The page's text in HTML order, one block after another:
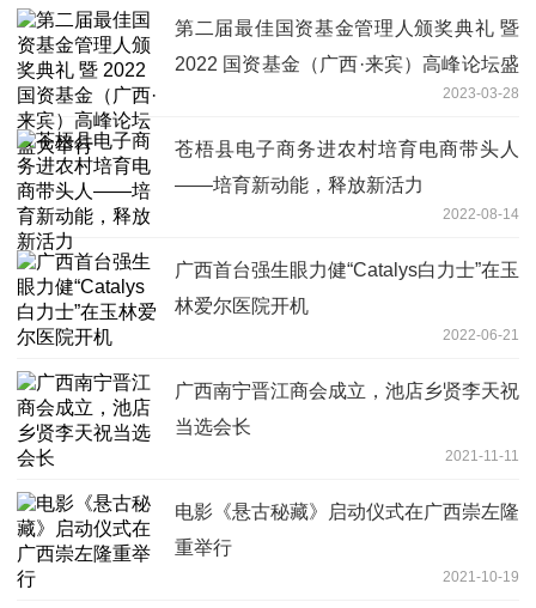
第二届最佳国资基金管理人颁奖典礼 暨
2022 国资基金（广西·来宾）高峰论坛盛
2023-03-28
苍梧县电子商务进农村培育电商带头人
——培育新动能，释放新活力
2022-08-14
广西首台强生眼力健“Catalys白力士”在玉
林爱尔医院开机
2022-06-21
广西南宁晋江商会成立，池店乡贤李天祝
当选会长
2021-11-11
电影《悬古秘藏》启动仪式在广西崇左隆
重举行
2021-10-19